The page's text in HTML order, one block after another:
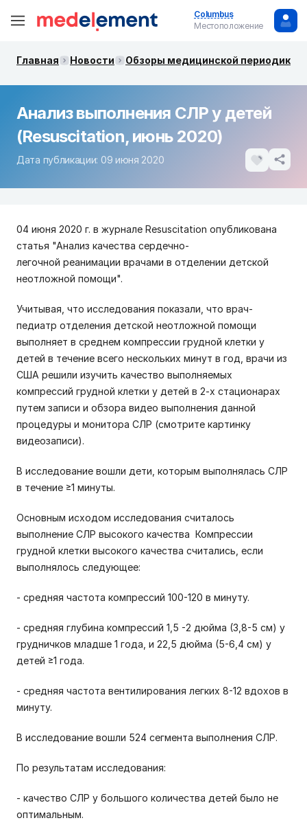
Columbus
Местоположение
Главная Новости Обзоры медицинской периодики.
Анализ выполнения СЛР у детей
(Resuscitation, июнь 2020)
Дата публикации: 09 июня 2020
04 июня 2020 г. в журнале Resuscitation опубликована
статья "Анализ качества сердечно-
легочной реанимации врачами в отделении детской
неотложной помощи".
Учитывая, что исследования показали, что врач-
педиатр отделения детской неотложной помощи
выполняет в среднем компрессии грудной клетки у
детей в течение всего нескольких минут в год, врачи из
США решили изучить качество выполняемых
компрессий грудной клетки у детей в 2-х стационарах
путем записи и обзора видео выполнения данной
процедуры и монитора СЛР (смотрите картинку
видеозаписи).
В исследование вошли дети, которым выполнялась СЛР
в течение ≥1 минуты.
Основным исходом исследования считалось
выполнение СЛР высокого качества Компрессии
грудной клетки высокого качества считались, если
выполнялось следующее:
- средняя частота компрессий 100-120 в минуту.
- средняя глубина компрессий 1,5 -2 дюйма (3,8-5 см) у
грудничков младше 1 года, и 22,5 дюйма (5-6,4 см) у
детей ≥1 года.
- средняя частота вентилирования легких 8-12 вдохов в
минуту.
В исследование вошли 524 сегмента выполнения СЛР.
По результатам исследования:
- качество СЛР у большого количества детей было не
оптимальным.